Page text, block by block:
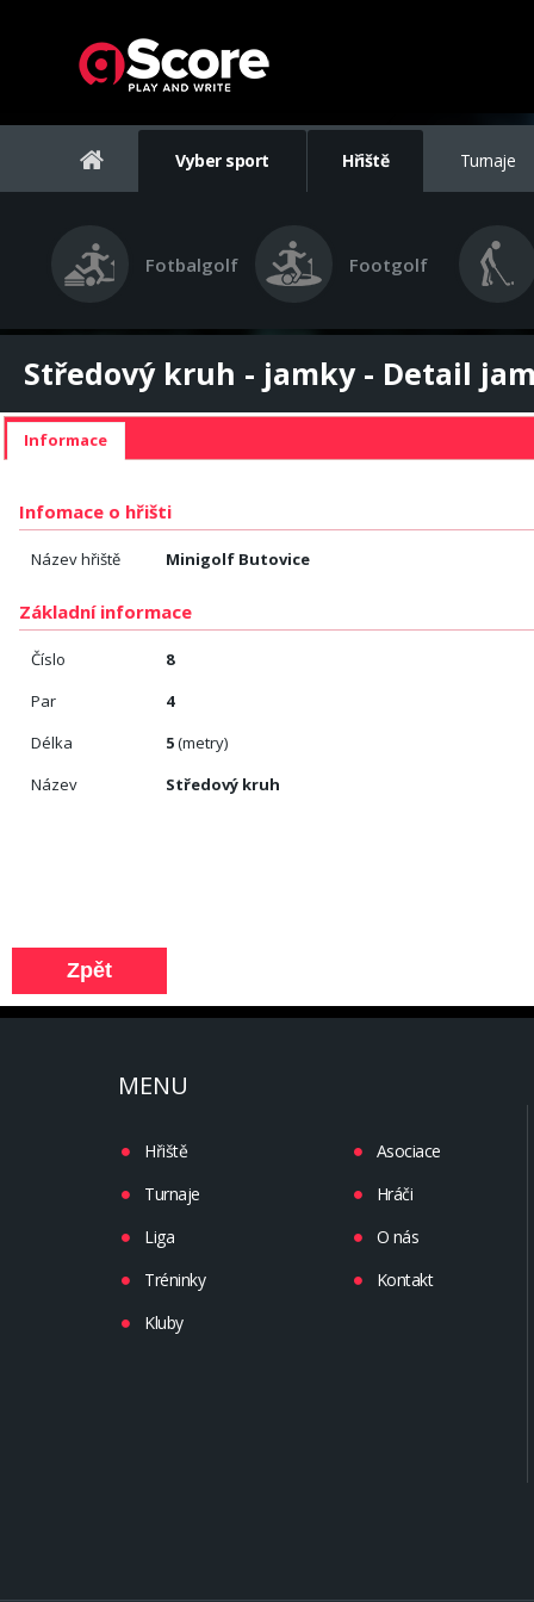
Vyber sport Hřiště Turnaje
Fotbalgolf Footgolf
Středový kruh - jamky - Detail
Informace
Infomace o hřišti
Název hřiště Minigolf Butovice
Základní informace
Číslo
8
Par
4
Délka
5(metry)
Název
Středový kruh
MENU
Hřiště
Turnaje
Liga
Tréninky
Kluby
Asociace
Hráči
O nás
Kontakt